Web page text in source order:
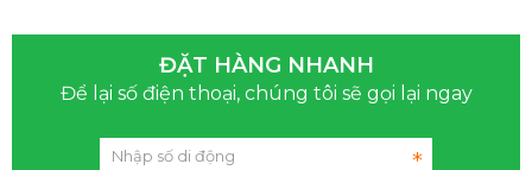
ĐẶT HÀNG NHANH
Để lại số điện thoại, chúng tôi sẽ gọi lại ngay